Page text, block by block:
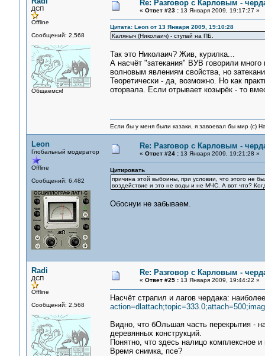
ДСП
Offline
Сообщений: 2,568
Общаемся!
Re: Разговор с Карловым -
« Ответ #23 :13 Января 2009, 19:17:27 »
Цитата: Leon от 13 Января 2009, 19:10:28
Каляныч (Николаич) - ступай на ПБ.
Так это Николаич? Жив, курилка...
А насчёт "затекания" ВУВ говорили
волновым явлениям свойства, но
Теоретически - да, возможно. Но как
оторвала. Если отрывает козырёк - то
Если бы у меня были казаки, я завоевал бы мир (с)
Leon
Глобальный модератор
Offline
Сообщений: 6,482
Re: Разговор с Карловым -
« Ответ #24 :13 Января 2009, 19:21:28 »
Цитировать
причина этой выбоины, при условии, что этого не
воздействие и это не воды и не МЧС. А вот что?
Обоснуи не забываем.
Radi
ДСП
Offline
Сообщений: 2,568
Re: Разговор с Карловым -
« Ответ #25 :13 Января 2009, 19:44:22 »
Насчёт страпил и лагов чердака:
Видно, что бОльшая часть перекрытия -
деревянных конструкций.
Понятно, что здесь налицо комплексное
Время снимка, псе?